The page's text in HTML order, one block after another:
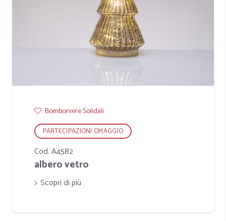
Bomboniere Solidali
PARTECIPAZIONI OMAGGIO
Cod. A4582
albero vetro
Scopri di più